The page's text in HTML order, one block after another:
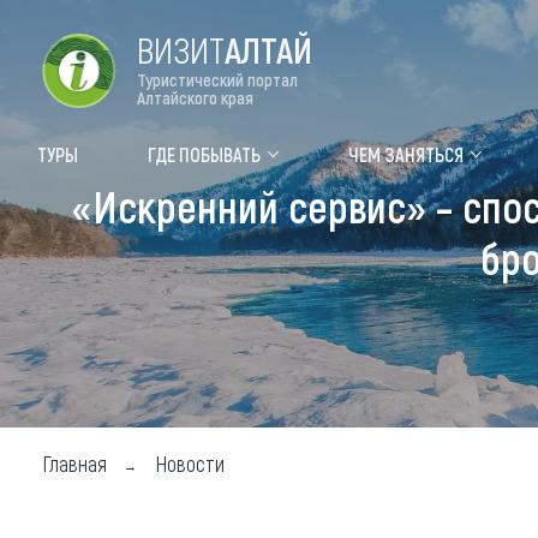
Форум VISIT ALTAI
Туры Где
Топ
ВИЗИТАЛТАЙ
Туристический портал
Алтайского края
ТУРЫ ГДЕ ПОБЫВАТЬ ЧЕМ ЗАНЯТЬСЯ
«Искренний сервис» –
Главная Новости